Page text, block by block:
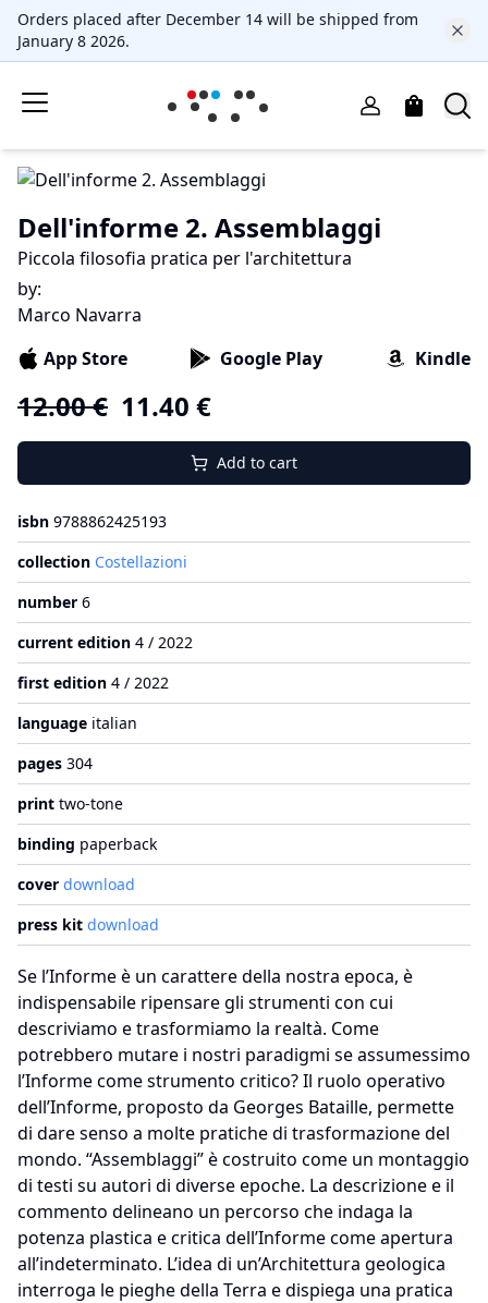
Orders placed after December 14 will be shipped from
January 8 2026.
Dell'informe 2. Assemblaggi
Piccola filosofia pratica per l'architettura
by:
Marco Navarra
App Store
Google Play Kindle
12.00€ 11.40 €
Add to cart
isbn 9788862425193
collection Costellazioni
number 6
current edition 4 / 2022
first edition 4 / 2022
language italian
pages 304
print two-tone
binding paperback
cover download
press kit download
Se l’Informe è un carattere della nostra epoca, è
indispensabile ripensare gli strumenti con cui
descriviamo e trasformiamo la realtà. Come
potrebbero mutare i nostri paradigmi se assumessimo
l’Informe come strumento critico? Il ruolo operativo
dell’Informe, proposto da Georges Bataille, permette
di dare senso a molte pratiche di trasformazione del
mondo. “Assemblaggi” è costruito come un montaggio
di testi su autori di diverse epoche. La descrizione e il
commento delineano un percorso che indaga la
potenza plastica e critica dell’Informe come apertura
all’indeterminato. L’idea di un’Architettura geologica
interroga le pieghe della Terra e dispiega una pratica